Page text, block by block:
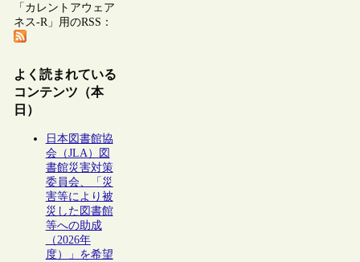
「カレントアウェア
ネス-R」用のRSS：
よく読まれている
コンテンツ（本
日）
日本図書館協
会（JLA）図
書館災害対策
委員会、「災
害等により被
災した図書館
等への助成
（2026年
度）」を希望